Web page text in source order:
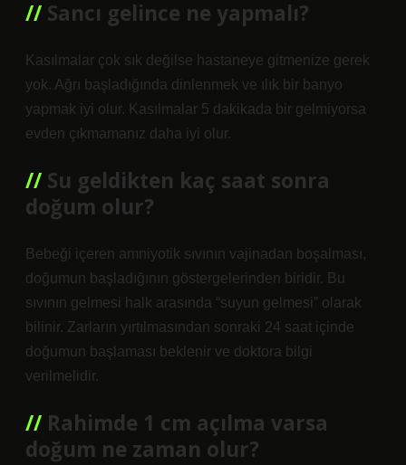
Sancı gelince ne yapmalı?
Kasılmalar çok sık değilse hastaneye gitmenize gerek
yok. Ağrı başladığında dinlenmek ve ılık bir banyo
yapmak iyi olur. Kasılmalar 5 dakikada bir gelmiyorsa
evden çıkmamanız daha iyi olur.
Su geldikten kaç saat sonra
doğum olur?
Bebeği içeren amniyotik sıvının vajinadan boşalması,
doğumun başladığının göstergelerinden biridir. Bu
sıvının gelmesi halk arasında “suyun gelmesi” olarak
bilinir. Zarların yırtılmasından sonraki 24 saat içinde
doğumun başlaması beklenir ve doktora bilgi
verilmelidir.
Rahimde 1 cm açılma varsa
doğum ne zaman olur?